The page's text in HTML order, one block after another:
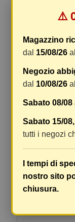
90X35 MM -
5,68 €
-20%
AERO-X EVO 1,
⚠️
Magazzino
dal 15/08/26
Negozio
dal 10/08/26
Sabato 08/08
Sabato 15/
tutti i negozi
I tempi di
nostro sito
chiusura.